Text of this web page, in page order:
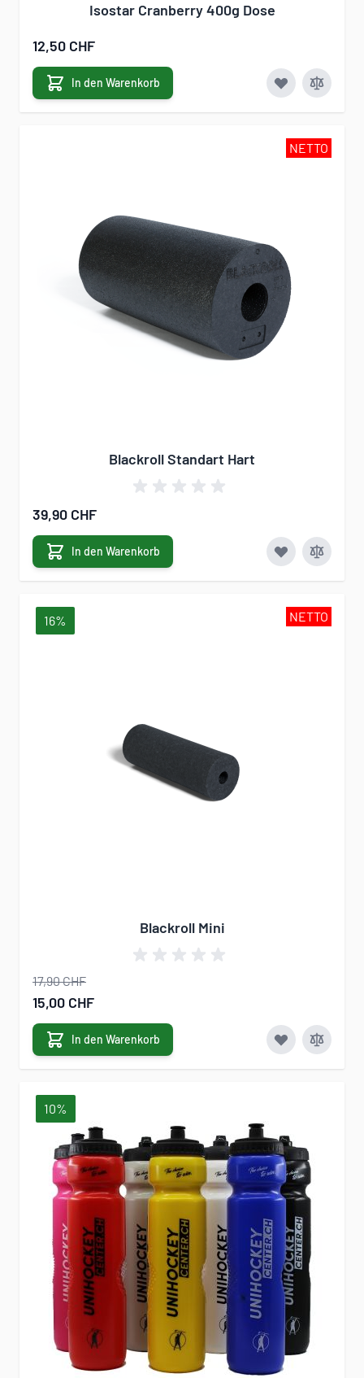
Isostar Cranberry 400g Dose
12,50 CHF
In den Warenkorb
NETTO
Blackroll Standart Hart
39,90 CHF
In den Warenkorb
NETTO
16%
Blackroll Mini
17,90 CHF
Sonderangebot
15,00 CHF
In den Warenkorb
10%